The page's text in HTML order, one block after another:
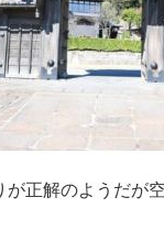
が正解のようだが